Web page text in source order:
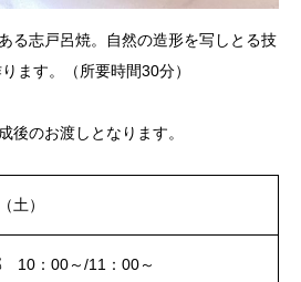
る志戸呂焼。自然の造形を写しとる技
ます。（所要時間30分）
後のお渡しとなります。
土）
10：00～/11：00～